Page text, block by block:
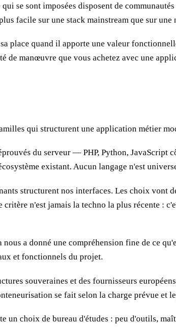
se sont imposées disposent de
facile sur une stack mainstream que sur une
quand il apporte une valeur
de manœuvre que vous achetez avec une
qui structurent une application métier
du serveur — PHP, Python,
existant. Aucun langage n'est
structurent nos interfaces. Les choix
n'est jamais la techno la plus récente :
a donné une compréhension fine de ce
et fonctionnels du projet.
souveraines et des fournisseurs
se fait selon la charge prévue et
choix de bureau d'études : peu d'outils,